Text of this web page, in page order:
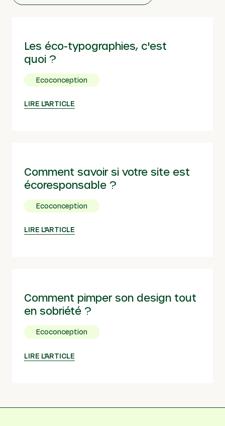
Les éco-typographies, c'est
quoi ?
Ecoconception
LIRE L'ARTICLE
Comment savoir si votre site est
écoresponsable ?
Ecoconception
LIRE L'ARTICLE
Comment pimper son design tout
en sobriété ?
Ecoconception
LIRE L'ARTICLE